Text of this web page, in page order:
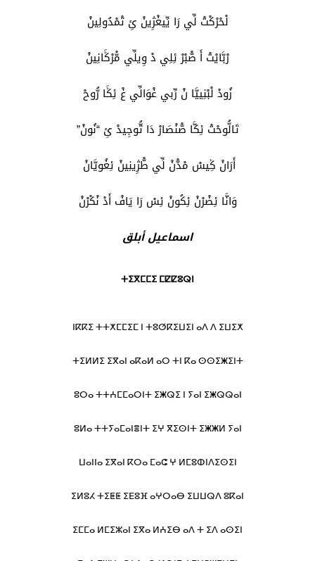
لْحْرْكْتْ لِّي رَا يِّيغْژِينْ ئِ تْمْدُولِينْ
رْبَّايْتْ أَ صّْبْرْ ئِلِي دْ وِيلِّي مّْرْݣَانِينْ
زُودْ لْبْنِييَّا نْ رِّبي غْوَالِّي غْ ئِݣَا رُّوحْ
تَالُّوحْتْ ئِکَّا صّْنْصَارْ دَا تُّوجِيدْ ئِ “نُونْ”
أَرَانْ ݣِيسْ مْدّْنْ لِّي طّْژِينِينْ ئِغُويَّانْ
وَانَّا ئِضْرْنْ ئِكُونْ ئِسْ رَا يَافْ أَدْ نْكْرْنْ
اسماعيل أبلق
ⵜⵉⴳⵎⵎⵉ ⵎⵇⵇⵓⵕⵏ
ⵏⴽⴽⵉ ⵜⵜⵅⵎⵎⵉⵎ ⵏ ⵜⵓⵚⴽⵉⵡⵉⵏ ⴰⴷ ⴷ ⵉⵡⵉⵅ
ⵜⵉⵍⵍⵉ ⵉⴳⴰⵏ ⴰⴽⴰⵍ ⴰⵔ ⵜⵏ ⴽⴰ ⵙⵙⵉⵥⵉⵏⵜ
ⵓⵔⴰ ⵜⵜⵄⵎⵎⴰⵔⵏⵜ ⵉⵥⵕⵉ ⵏ ⵢⴰⵏ ⵉⵥⵕⵕⴰⵏ
ⵓⵍⴰ ⵜⵜⵢⴰⵎⴰⵏⴻⵏⵜ ⵉⵖ ⴳⵉⵙⵏⵜ ⵉⵥⵥⵍ ⵢⴰⵏ
ⵡⴰⵏⵏⴰ ⵉⴳⴰⵏ ⴽⵔⴰ ⵎⴰⵛ ⵖ ⵍⵎⵓⵀⵏⴷⵉⵙⵉⵏ
ⵉⵍⵓⵃ ⵜⵉⵟⵟ ⵉⴹⵓⴼ ⴰⵖⵔⴰⴱ ⵉⵡⵡⵕⴷ ⵓⴽⴰⵏ
ⵉⵎⵎⴰ ⵍⵎⵉⵣⴰⵏ ⵉⴳⴰ ⵍⵄⵉⴱ ⴰⴷ ⵜ ⵉⴷ ⴰⵙⵉⵏ